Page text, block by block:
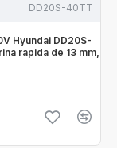
DD20S-40TT
Hyundai DD20S-
rapida de 13 mm,